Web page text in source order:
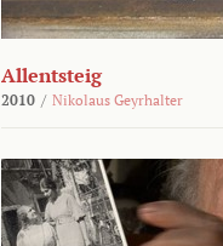
Allentsteig
2010 / Nikolaus Geyrhalter